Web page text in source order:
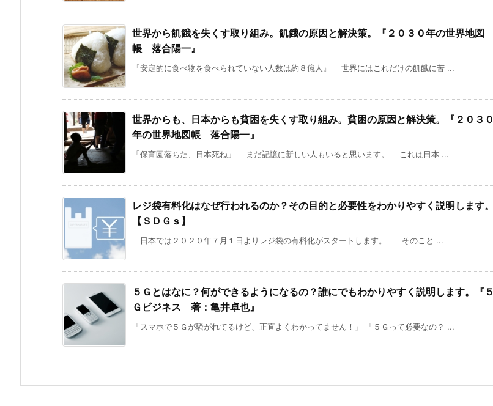
世界から飢餓を失くす取り組み。飢餓の原因と解決策。『２０３０年の世界地図
帳 落合陽一』
『安定的に食べ物を食べられていない人数は約８億人』 世界にはこれだけの飢餓に苦 ...
世界からも、日本からも貧困を失くす取り組み。貧困の原因と解決策。『２０３０
年の世界地図帳 落合陽一』
「保育園落ちた、日本死ね」 まだ記憶に新しい人もいると思います。 これは日本 ...
レジ袋有料化はなぜ行われるのか？その目的と必要性をわかりやすく説明します。
【ＳＤＧｓ】
日本では２０２０年７月１日よりレジ袋の有料化がスタートします。 そのこと ...
５Ｇとはなに？何ができるようになるの？誰にでもわかりやすく説明します。『５
Ｇビジネス 著：亀井卓也』
「スマホで５Ｇが騒がれてるけど、正直よくわかってません！」 「５Ｇって必要なの？ ...